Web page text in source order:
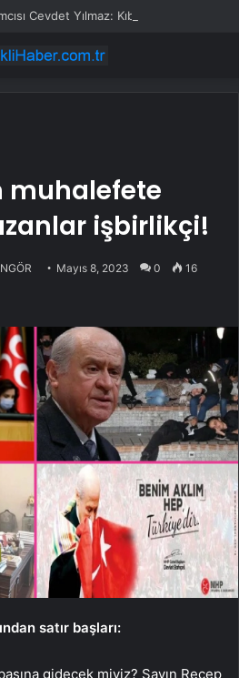
muhalefete
işbirlikçi!
Mayıs 8, 2023 0 16
satır başları:
gidecek miyiz? Sayın Recep